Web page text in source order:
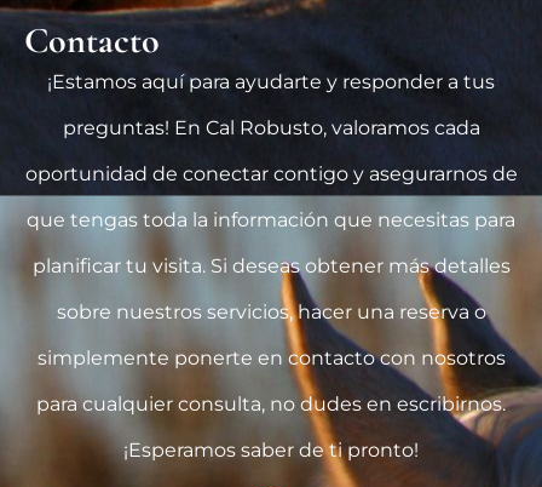
Contacto
¡Estamos aquí para ayudarte y responder a tus
preguntas! En Cal Robusto, valoramos cada
oportunidad de conectar contigo y asegurarnos de
que tengas toda la información que necesitas para
planificar tu visita. Si deseas obtener más detalles
sobre nuestros servicios, hacer una reserva o
simplemente ponerte en contacto con nosotros
para cualquier consulta, no dudes en escribirnos.
¡Esperamos saber de ti pronto!